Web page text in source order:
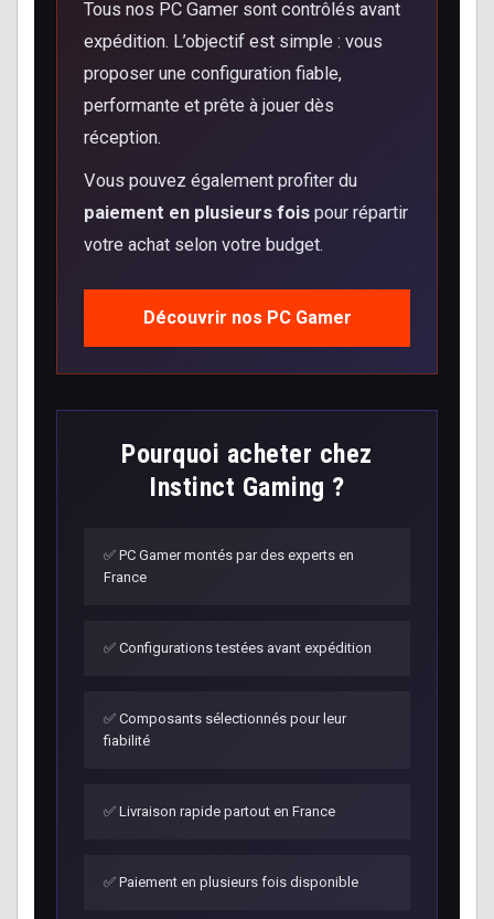
Tous nos PC Gamer sont contrôlés avant
expédition. L’objectif est simple : vous
proposer une configuration fiable,
performante et prête à jouer dès
réception.
Vous pouvez également profiter du
paiement en plusieurs fois pour répartir
votre achat selon votre budget.
Découvrir nos PC Gamer
Pourquoi acheter chez
Instinct Gaming ?
✅ PC Gamer montés par des experts en
France
✅ Configurations testées avant expédition
✅ Composants sélectionnés pour leur
fiabilité
✅ Livraison rapide partout en France
✅ Paiement en plusieurs fois disponible